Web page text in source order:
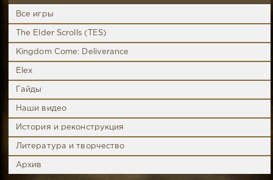
Все игры
The Elder Scrolls (TES)
Kingdom Come: Deliverance
Elex
Гайды
Наши видео
История и реконструкция
Литература и творчество
Архив